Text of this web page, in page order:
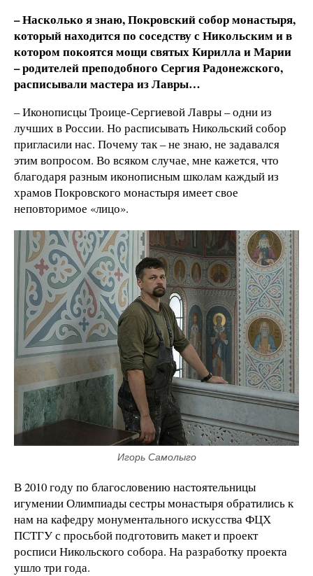
– Насколько я знаю, Покровский собор монастыря,
который находится по соседству с Никольским и в
котором покоятся мощи святых Кирилла и Марии
– родителей преподобного Сергия Радонежского,
расписывали мастера из Лавры…
– Иконописцы Троице-Сергиевой Лавры – одни из
лучших в России. Но расписывать Никольский собор
пригласили нас. Почему так – не знаю, не задавался
этим вопросом. Во всяком случае, мне кажется, что
благодаря разным иконописным школам каждый из
храмов Покровского монастыря имеет свое
неповторимое «лицо».
Игорь Самолыго
В 2010 году по благословению настоятельницы
игумении Олимпиады сестры монастыря обратились к
нам на кафедру монументального искусства ФЦХ
ПСТГУ с просьбой подготовить макет и проект
росписи Никольского собора. На разработку проекта
ушло три года.